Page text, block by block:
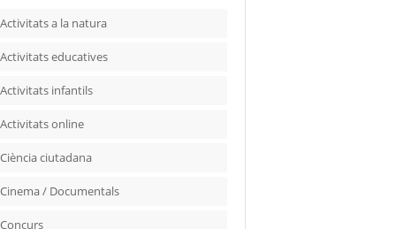
Activitats a la natura
Activitats educatives
Activitats infantils
Activitats online
Ciència ciutadana
Cinema / Documentals
Concurs